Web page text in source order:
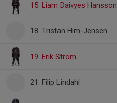
15. Liam Daivyes Hansson
18. Tristan Him-Jensen
19. Erik Ström
21. Filip Lindahl